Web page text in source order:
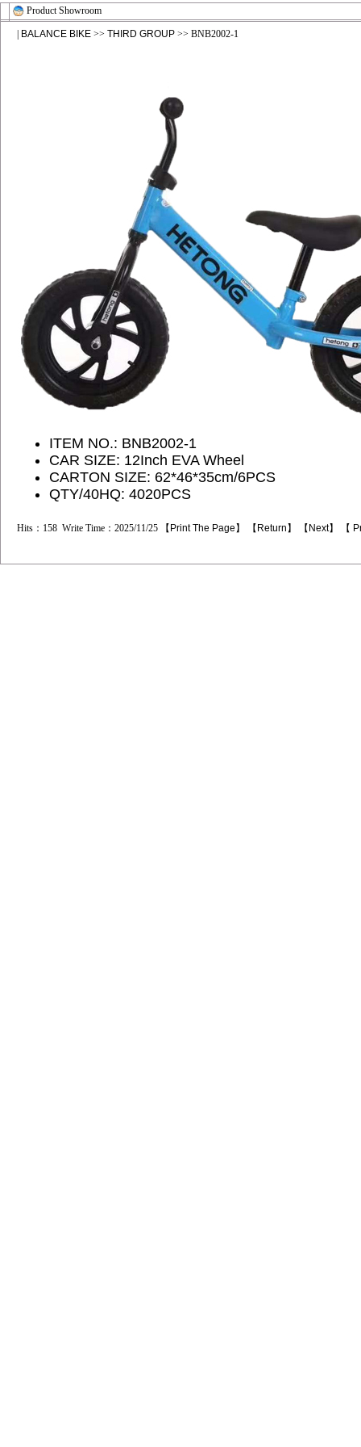
Product Showroom
BALANCE BIKE >> THIRD GROUP >> BNB2002-1
ITEM NO.: BNB2002-1
CAR SIZE: 12Inch EVA Wheel
CARTON SIZE: 62*46*35cm/6PCS
QTY/40HQ: 4020PCS
Hits：158 Write Time：2025/11/25 【 Print The Page 】 【 Return 】 【 Next】 【